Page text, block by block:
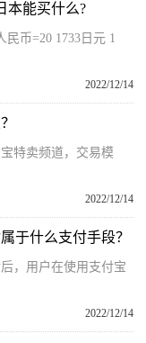
本能买什么?
币=20 1733日元 1
2022/12/14
特卖频道，交易模
2022/12/14
于什么支付手段？
，用户在使用支付宝
2022/12/14